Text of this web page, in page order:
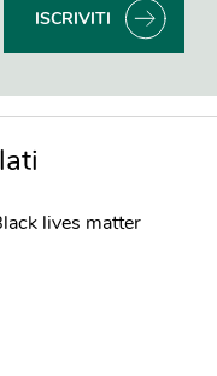
ISCRIVITI